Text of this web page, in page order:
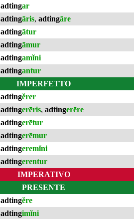
adtingar
adtingāris, adtingāre
adtingātur
adtingāmur
adtingamĭni
adtingantur
IMPERFETTO
adtingĕrer
adtingerēris, adtingerēre
adtingerētur
adtingerēmur
adtingeremĭni
adtingerentur
IMPERATIVO
PRESENTE
adtingĕre
adtingimĭni